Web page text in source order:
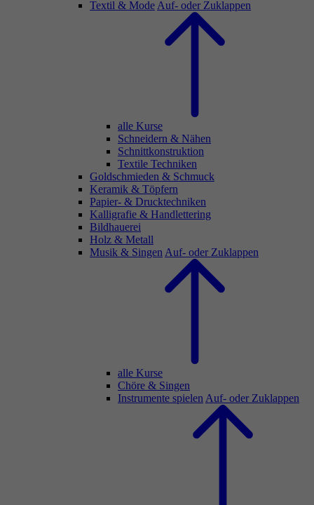
Textil & Mode Auf- oder Zuklappen
alle Kurse
Schneidern & Nähen
Schnittkonstruktion
Textile Techniken
Goldschmieden & Schmuck
Keramik & Töpfern
Papier- & Drucktechniken
Kalligrafie & Handlettering
Bildhauerei
Holz & Metall
Musik & Singen Auf- oder Zuklappen
alle Kurse
Chöre & Singen
Instrumente spielen Auf- oder Zuklappen